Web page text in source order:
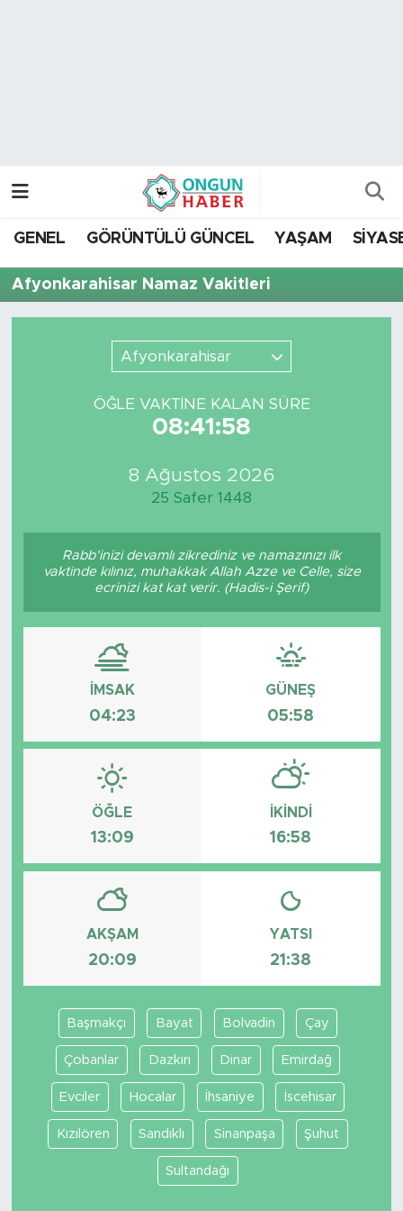
GENEL GÖRÜNTÜLÜ GÜNCEL YAŞAM
Afyonkarahisar Namaz Vakitleri
Afyonkarahisar
ÖĞLE VAKTİNE KALAN SÜRE
08:41:58
8 Ağustos 2026
25 Safer 1448
Rabb’inizi devamlı zikrediniz ve namazınızı ilk
vaktinde kılınız, muhakkak Allah Azze ve Celle, size
ecrinizi kat kat verir. (Hadis-i Şerif)
İMSAK
04:23
GÜNEŞ
05:58
ÖĞLE
13:09
İKINDI
16:58
AKŞAM
20:09
YATSI
21:38
Başmakçı Bayat Bolvadin Çay
Çobanlar Dazkırı Dinar Emirdağ
Evciler Hocalar İhsaniye İscehisar
Kızılören Sandıklı Sinanpaşa Şuhut
Sultandağı
Trafik Durumu
Son Dakika Haberleri